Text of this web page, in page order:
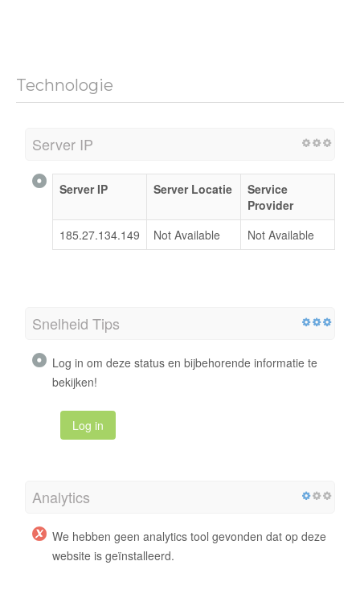
Technologie
Server IP
Server IP Server Locatie
Service
Provider
185.27.134.149
Not Available Not Available
Snelheid Tips
Log in om deze status en bijbehorende informatie te
bekijken!
Log in
Analytics
We hebben geen analytics tool gevonden dat op deze
website is geïnstalleerd.